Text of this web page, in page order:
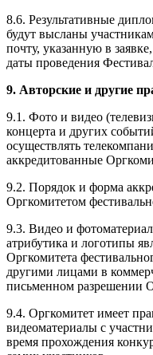
8.6. Результативные
будут высланы
почту, указанную в
даты проведения
9. Авторские и другие
9.1. Фото и видео
концерта и других
осуществлять
аккредитованные
9.2. Порядок и форма
Оргкомитетом
9.3. Видео и
атрибутика и логотипы
Оргкомитета
другими лицами в
письменном разрешении
9.4. Оргкомитет имеет
видеоматериалы с
время прохождения